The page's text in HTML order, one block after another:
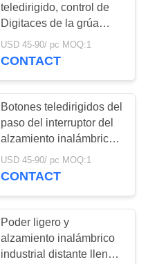
teledirigido, control de
Digitaces de la grúa
IP65 de grúa de puente
USD 45-90/ pc MOQ:1
CONTACT
Botones teledirigidos del
paso del interruptor del
alzamiento inalámbrico
impermeable 6
USD 45-90/ pc MOQ:1
CONTACT
Poder ligero y
alzamiento inalámbrico
industrial distante lleno